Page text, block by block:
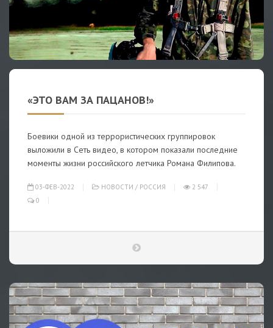
«ЭТО ВАМ ЗА ПАЦАНОВ!»
Боевики одной из террористических группировок
выложили в Сеть видео, в котором показали последние
моменты жизни российского летчика Романа Филипова.
03-ФЕВ-2022 НОВОСТИ / РОССИЯ
2 547
0